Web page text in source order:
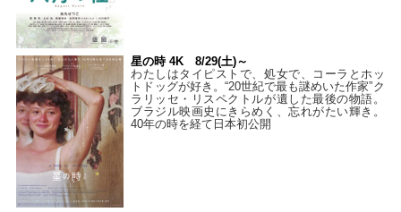
星の時 4K 8/29(土)～
わたしはタイピストで、処⼥で、コーラとホッ
トドッグが好き。“20世紀で最も謎めいた作家”ク
ラリッセ・リスペクトルが遺した最後の物語。
ブラジル映画史にきらめく、忘れがたい輝き。
40年の時を経て⽇本初公開